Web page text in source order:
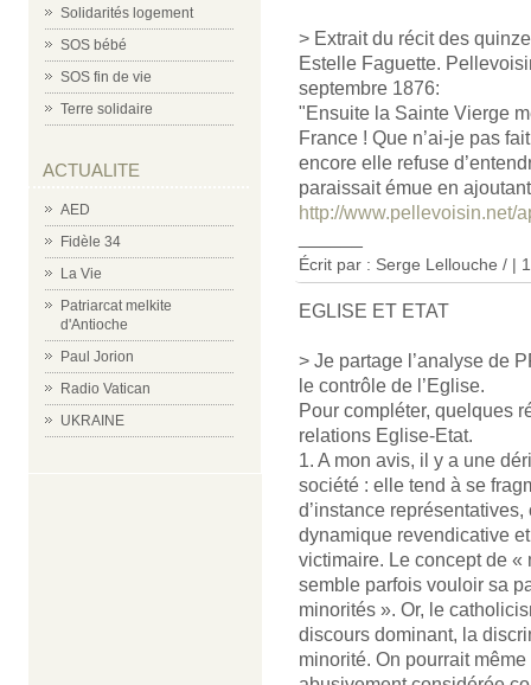
Solidarités logement
SOS bébé
SOS fin de vie
Terre solidaire
ACTUALITE
AED
Fidèle 34
La Vie
Patriarcat melkite
d'Antioche
Paul Jorion
Radio Vatican
UKRAINE
> Extrait du récit des
Estelle Faguette.
septembre 1876:
"Ensuite la Sainte Vierge
France ! Que n’ai-je pas
encore elle refuse
paraissait émue en
http://www.pellevoisin.net/
Écrit par : Serge Lellouche / |
EGLISE ET ETAT
> Je partage l’analyse de
le contrôle de l’Eglise.
Pour compléter, quelques
relations Eglise-Etat.
1. A mon avis, il y a une
société : elle tend à se
d’instance
dynamique revendicative
victimaire. Le concept de
semble parfois vouloir sa
minorités ». Or, le
discours dominant, la
minorité. On pourrait